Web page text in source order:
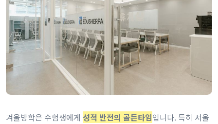
겨울방학은 수험생에게 성적 반전의 골든타임입니다. 특히 서울